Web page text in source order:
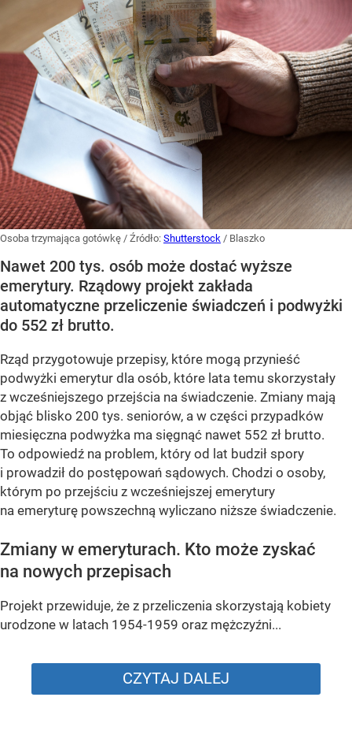
Osoba trzymająca gotówkę / Źródło: Shutterstock / Blaszko
Nawet 200 tys. osób może dostać wyższe
emerytury. Rządowy projekt zakłada
automatyczne przeliczenie świadczeń i podwyżki
do 552 zł brutto.
Rząd przygotowuje przepisy, które mogą przynieść
podwyżki emerytur dla osób, które lata temu skorzystały
z wcześniejszego przejścia na świadczenie. Zmiany mają
objąć blisko 200 tys. seniorów, a w części przypadków
miesięczna podwyżka ma sięgnąć nawet 552 zł brutto.
To odpowiedź na problem, który od lat budził spory
i prowadził do postępowań sądowych. Chodzi o osoby,
którym po przejściu z wcześniejszej emerytury
na emeryturę powszechną wyliczano niższe świadczenie.
Zmiany w emeryturach. Kto może zyskać
na nowych przepisach
Projekt przewiduje, że z przeliczenia skorzystają kobiety
urodzone w latach 1954-1959 oraz mężczyźni...
CZYTAJ DALEJ